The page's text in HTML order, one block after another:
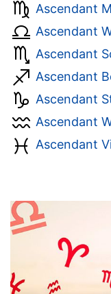
Ascendant
Ascendant
Ascendant
Ascendant
Ascendant
Ascendant
Ascendant